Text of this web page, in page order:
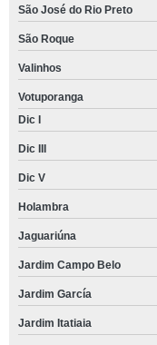
São José do Rio Preto
São Roque
Valinhos
Votuporanga
Dic I
Dic III
Dic V
Holambra
Jaguariúna
Jardim Campo Belo
Jardim García
Jardim Itatiaia